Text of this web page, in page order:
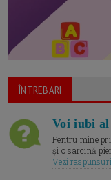
ÎNTREBARI
Voi iubi
Pentru mine
și o sarcină
Vezi raspunsuri